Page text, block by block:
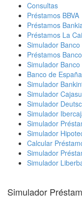
Consultas
Préstamos BBVA
Préstamos
Préstamos La
Simulador Banco
Préstamos
Simulador Banco
Banco de España
Simulador
Simulador
Simulador
Simulador
Simulador
Simulador
Calcular
Simulador
Simulador
Simulador